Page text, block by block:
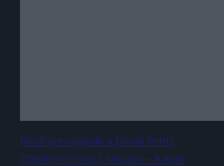
NextNtrevistando a David Ferriz
(DevilishGames): Minabo – A walk